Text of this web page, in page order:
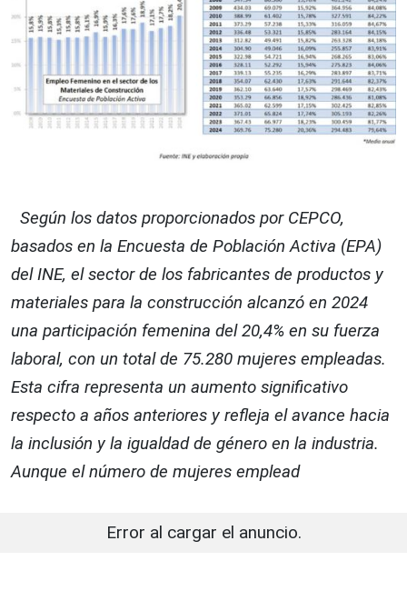
Según los datos proporcionados por CEPCO,
basados en la Encuesta de Población Activa (EPA)
del INE, el sector de los fabricantes de productos y
materiales para la construcción alcanzó en 2024
una participación femenina del 20,4% en su fuerza
laboral, con un total de 75.280 mujeres empleadas.
Esta cifra representa un aumento significativo
respecto a años anteriores y refleja el avance hacia
la inclusión y la igualdad de género en la industria.
Aunque el número de mujeres emplead
Error al cargar el anuncio.